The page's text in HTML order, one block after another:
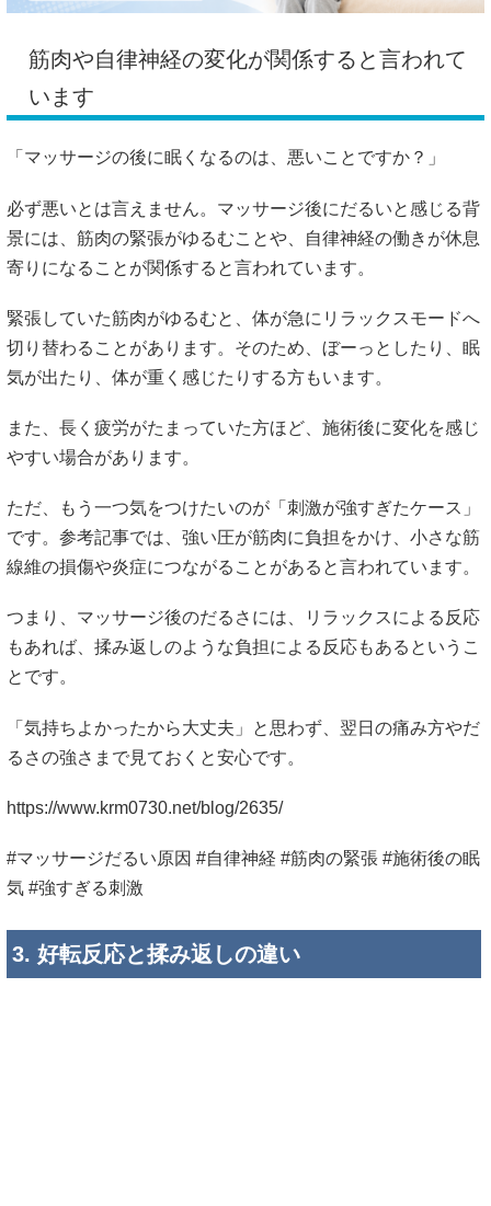
筋肉や自律神経の変化が関係すると言われて
います
「マッサージの後に眠くなるのは、悪いことですか？」
必ず悪いとは言えません。マッサージ後にだるいと感じる背
景には、筋肉の緊張がゆるむことや、自律神経の働きが休息
寄りになることが関係すると言われています。
緊張していた筋肉がゆるむと、体が急にリラックスモードへ
切り替わることがあります。そのため、ぼーっとしたり、眠
気が出たり、体が重く感じたりする方もいます。
また、長く疲労がたまっていた方ほど、施術後に変化を感じ
やすい場合があります。
ただ、もう一つ気をつけたいのが「刺激が強すぎたケース」
です。参考記事では、強い圧が筋肉に負担をかけ、小さな筋
線維の損傷や炎症につながることがあると言われています。
つまり、マッサージ後のだるさには、リラックスによる反応
もあれば、揉み返しのような負担による反応もあるというこ
とです。
「気持ちよかったから大丈夫」と思わず、翌日の痛み方やだ
るさの強さまで見ておくと安心です。
https://www.krm0730.net/blog/2635/
#マッサージだるい原因 #自律神経 #筋肉の緊張 #施術後の眠
気 #強すぎる刺激
3. 好転反応と揉み返しの違い